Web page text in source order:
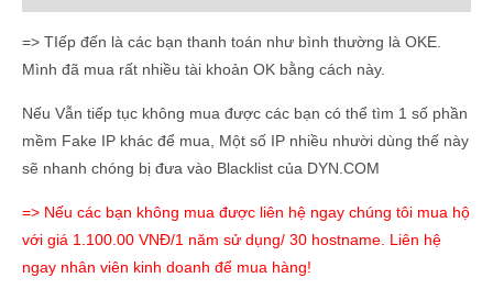
=> TIếp đến là các bạn thanh toán như bình thường là OKE.
Mình đã mua rất nhiều tài khoản OK bằng cách này.
Nếu Vẫn tiếp tục không mua được các bạn có thể tìm 1 số phần
mềm Fake IP khác để mua, Một số IP nhiều nhười dùng thế này
sẽ nhanh chóng bị đưa vào Blacklist của DYN.COM
=> Nếu các bạn không mua được liên hệ ngay chúng tôi mua hộ
với giá 1.100.00 VNĐ/1 năm sử dụng/ 30 hostname. Liên hệ
ngay nhân viên kinh doanh để mua hàng!